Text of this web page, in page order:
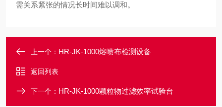
需关系紧张的情况长时间难以调和。
上一个： HR-JK-1000熔喷布检测设备
返回列表
下一个： HR-JK-1000颗粒物过滤效率试验台